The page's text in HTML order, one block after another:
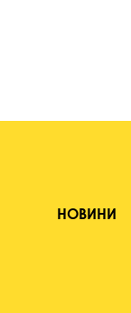
НОВИНИ